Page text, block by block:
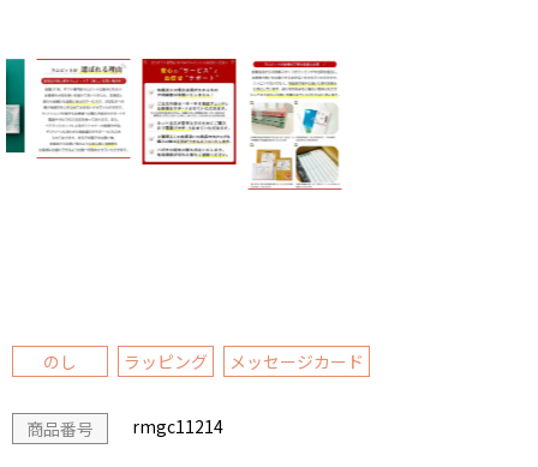
のし ラッピング メッセージカード
商品番号 rmgc11214